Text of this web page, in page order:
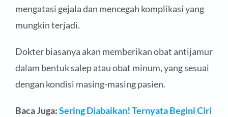
mengatasi gejala dan mencegah komplikasi yang
mungkin terjadi.
Dokter biasanya akan memberikan obat antijamur
dalam bentuk salep atau obat minum, yang sesuai
dengan kondisi masing-masing pasien.
Baca Juga:Sering Diabaikan! Ternyata Begini Ciri